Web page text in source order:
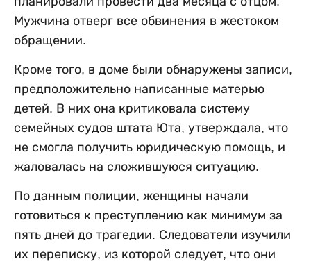
Мужчина отверг все обвинения в жестоком
обращении.
Кроме того, в доме были обнаружены записи,
предположительно написанные матерью
детей. В них она критиковала систему
семейных судов штата Юта, утверждала, что
не смогла получить юридическую помощь, и
жаловалась на сложившуюся ситуацию.
По данным полиции, женщины начали
готовиться к преступлению как минимум за
пять дней до трагедии. Следователи изучили
их переписку, из которой следует, что они